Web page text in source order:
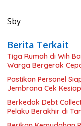
Sby
Berita Terkait
Tiga Rumah di Wih
Warga Bergerak
Pastikan Personel
Jembrana Cek
Berkedok Debt
Pelaku Berakhir di